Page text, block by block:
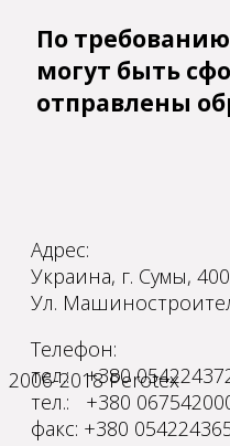
По
могут быть
отправлены
Адрес:
Украина, г. Сумы,
Ул.
Телефон:
тел.: +380
тел.: +380
факс: +380
2006-2018 Perotex